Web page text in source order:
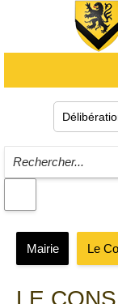
Mairie Le
LE